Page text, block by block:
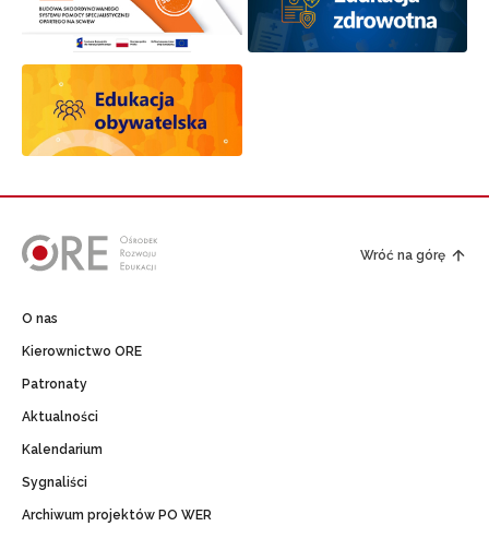
Wróć na górę
O nas
Kierownictwo ORE
Patronaty
Aktualności
Kalendarium
Sygnaliści
Archiwum projektów PO WER